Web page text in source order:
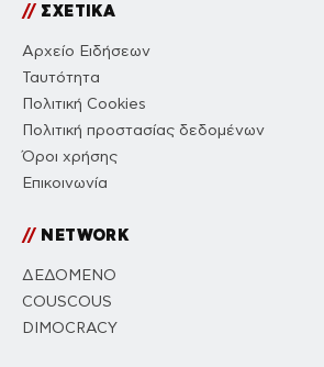
//ΣΧΕΤΙΚΑ
Αρχείο Ειδήσεων
Ταυτότητα
Πολιτική Cookies
Πολιτική προστασίας δεδομένων
Όροι χρήσης
Επικοινωνία
//NETWORK
ΔΕΔΟΜΕΝΟ
COUSCOUS
DIMOCRACY